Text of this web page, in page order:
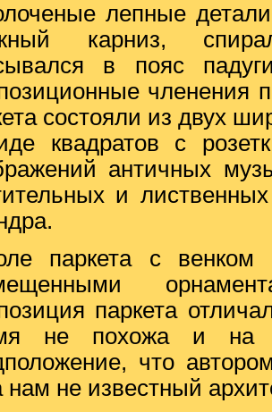
лепные детали
карниз,
в пояс
членения
состояли из двух
квадратов с
античных
и
паркета с венком
паркета
не похожа и на
что
нам не известный